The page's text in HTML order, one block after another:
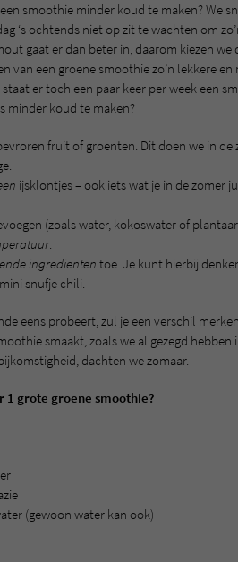
smoothie minder koud te maken? We
‘s ochtends niet op zit te wachten om
gaat er dan beter in, daarom kiezen
van een groene smoothie zo’n lekkere
er toch een paar keer per week een
minder koud te maken?
fruit of groenten. Dit doen we in
ijsklontjes – ook iets wat je in de zomer
(zoals water, kokoswater of
.
ingrediënten toe. Je kunt hierbij
snufje chili.
eens probeert, zul je een verschil
smaakt, zoals we al gezegd
dachten we zomaar.
1 grote groene smoothie?
(gewoon water kan ook)